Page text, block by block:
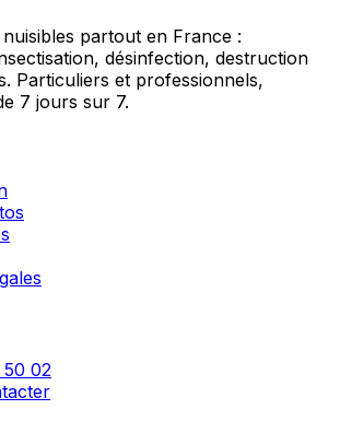
partout en France :
désinfection, destruction
Particuliers et professionnels,
7 jours sur 7.
02